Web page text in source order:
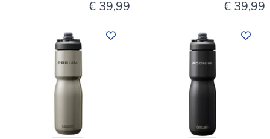
€ 39,99 € 39,99